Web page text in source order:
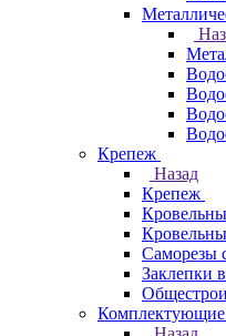
Крепеж
Назад
Крепеж
Саморезы
Заклепки
Комплектующие